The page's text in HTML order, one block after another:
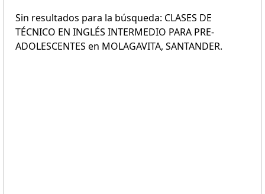
Sin resultados para la búsqueda: CLASES DE
TÉCNICO EN INGLÉS INTERMEDIO PARA PRE-
ADOLESCENTES en MOLAGAVITA, SANTANDER.